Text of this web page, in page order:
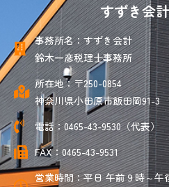
すずき会
事務所名：すずき会計
鈴木一彦税理士事務所
所在地：〒250-0854
神奈川県小田原市飯田岡91-3
電話：0465-43-9530（代表）
FAX：0465-43-9531
営業時間：平日 午前９時～午